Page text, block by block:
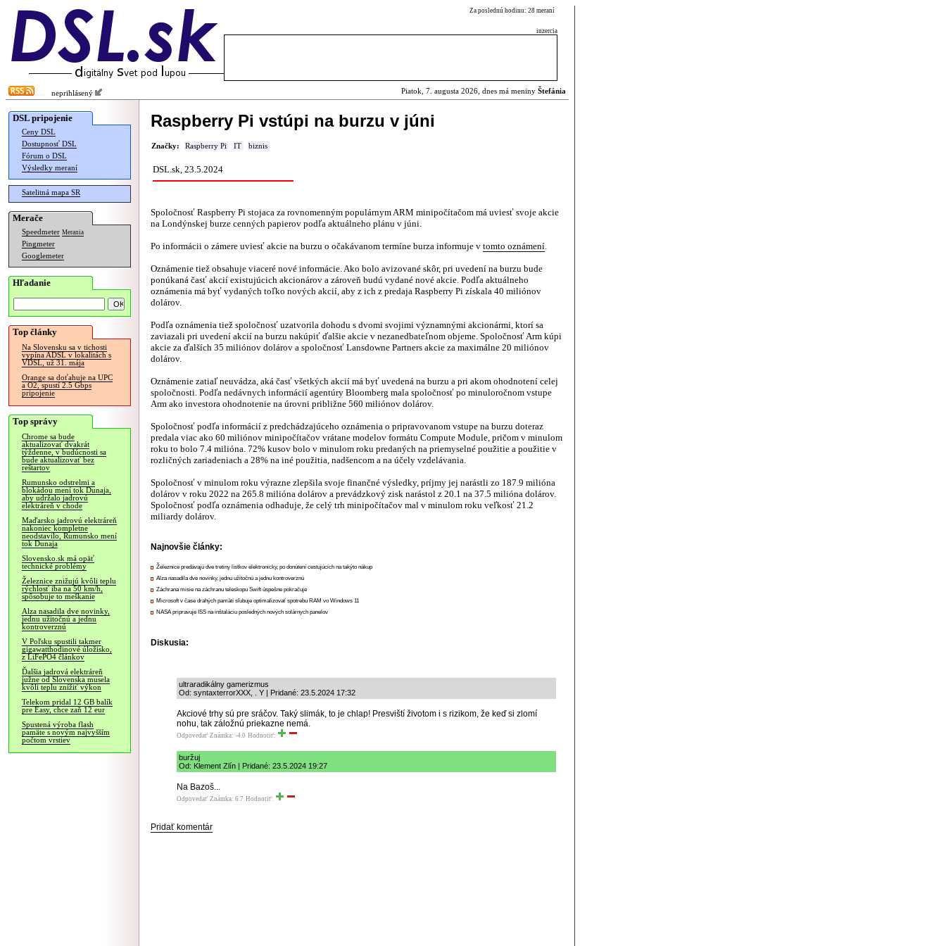
Za poslednú hodinu: 28 meraní
inzercia
neprihlásený Piatok, 7. augusta 2026, dnes má meniny Štefánia
DSL pripojenie
Ceny DSL
Dostupnosť DSL
Fórum o DSL
Výsledky meraní
Satelitná mapa SR
Merače
Speedmeter Merania
Pingmeter
Googlemeter
Hľadanie
Top články
Na Slovensku sa v tichosti
vypína ADSL v lokalitách s
VDSL, už 31. mája
Orange sa doťahuje na UPC
a O2, spustí 2.5 Gbps
pripojenie
Top správy
Chrome sa bude
aktualizovať dvakrát
týždenne, v budúcnosti sa
bude aktualizovať bez
reštartov
Rumunsko odstrelmi a
blokádou mení tok Dunaja,
aby udržalo jadrovú
elektráreň v chode
Maďarsko jadrovú elektráreň
nakoniec kompletne
neodstavilo, Rumunsko mení
tok Dunaja
Slovensko.sk má opäť
technické problémy
Železnice znižujú kvôli teplu
rýchlosť iba na 50 km/h,
spôsobuje to meškanie
Alza nasadila dve novinky,
jednu užitočnú a jednu
kontroverznú
V Poľsku spustili takmer
gigawatthodinové úložisko,
z LiFePO4 článkov
Ďalšia jadrová elektráreň
južne od Slovenska musela
kvôli teplu znížiť výkon
Telekom pridal 12 GB balík
pre Easy, chce zaň 12 eur
Spustená výroba flash
pamäte s novým najvyšším
počtom vrstiev
Raspberry Pi vstúpi na burzu v júni
Značky: Raspberry Pi IT biznis
DSL.sk, 23.5.2024
Spoločnosť Raspberry Pi stojaca za rovnomenným populárnym ARM minipočítačom má uviesť svoje akcie
na Londýnskej burze cenných papierov podľa aktuálneho plánu v júni.
Po informácii o zámere uviesť akcie na burzu o očakávanom termíne burza informuje v tomto oznámení.
Oznámenie tiež obsahuje viaceré nové informácie. Ako bolo avizované skôr, pri uvedení na burzu bude
ponúkaná časť akcií existujúcich akcionárov a zároveň budú vydané nové akcie. Podľa aktuálneho
oznámenia má byť vydaných toľko nových akcií, aby z ich z predaja Raspberry Pi získala 40 miliónov
dolárov.
Podľa oznámenia tiež spoločnosť uzatvorila dohodu s dvomi svojimi významnými akcionármi, ktorí sa
zaviazali pri uvedení akcií na burzu nakúpiť ďalšie akcie v nezanedbateľnom objeme. Spoločnosť Arm kúpi
akcie za ďalších 35 miliónov dolárov a spoločnosť Lansdowne Partners akcie za maximálne 20 miliónov
dolárov.
Oznámenie zatiaľ neuvádza, aká časť všetkých akcií má byť uvedená na burzu a pri akom ohodnotení celej
spoločnosti. Podľa nedávnych informácií agentúry Bloomberg mala spoločnosť po minuloročnom vstupe
Arm ako investora ohodnotenie na úrovni približne 560 miliónov dolárov.
Spoločnosť podľa informácií z predchádzajúceho oznámenia o pripravovanom vstupe na burzu doteraz
predala viac ako 60 miliónov minipočítačov vrátane modelov formátu Compute Module, pričom v minulom
roku to bolo 7.4 milióna. 72% kusov bolo v minulom roku predaných na priemyselné použitie a použitie v
rozličných zariadeniach a 28% na iné použitia, nadšencom a na účely vzdelávania.
Spoločnosť v minulom roku výrazne zlepšila svoje finančné výsledky, príjmy jej narástli zo 187.9 milióna
dolárov v roku 2022 na 265.8 milióna dolárov a prevádzkový zisk narástol z 20.1 na 37.5 milióna dolárov.
Spoločnosť podľa oznámenia odhaduje, že celý trh minipočítačov mal v minulom roku veľkosť 21.2
miliardy dolárov.
Najnovšie články:
Železnice predávajú dve tretiny lístkov elektronicky, po donútení cestujúcich na takýto nákup
Alza nasadila dve novinky, jednu užitočnú a jednu kontroverznú
Záchrana misie na záchranu teleskopu Swift úspešne pokračuje
Microsoft v čase drahých pamätí sľubuje optimalizovať spotrebu RAM vo Windows 11
NASA pripravuje ISS na inštaláciu posledných nových solárnych panelov
Diskusia:
ultraradikálny gamerizmus
Od: syntaxterrorXXX, . Y | Pridané: 23.5.2024 17:32
Akciové trhy sú pre sráčov. Taký slimák, to je chlap! Presviští životom i s rizikom, že keď si zlomí
nohu, tak záložnú priekazne nemá.
Odpovedať Známka: -4.0 Hodnotiť:
buržuj
Od: Klement Zlín | Pridané: 23.5.2024 19:27
Na Bazoš...
Odpovedať Známka: 6.7 Hodnotiť:
Pridať komentár